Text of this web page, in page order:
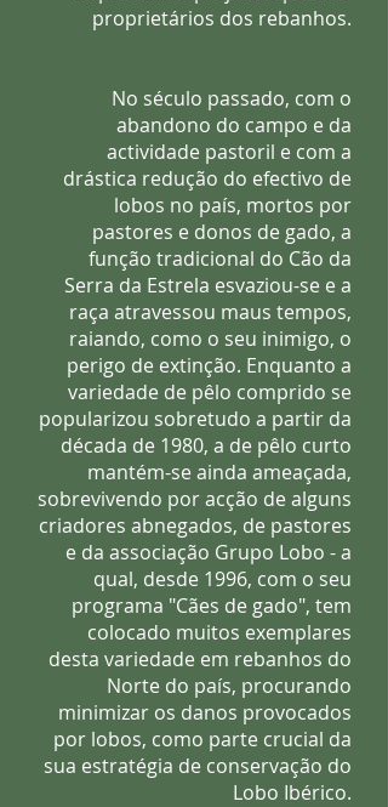
proprietários dos rebanhos.
No século passado, com o
abandono do campo e da
actividade pastoril e com a
drástica redução do efectivo de
lobos no país, mortos por
pastores e donos de gado, a
função tradicional do Cão da
Serra da Estrela esvaziou-se e a
raça atravessou maus tempos,
raiando, como o seu inimigo, o
perigo de extinção. Enquanto a
variedade de pêlo comprido se
popularizou sobretudo a partir da
década de 1980, a de pêlo curto
mantém-se ainda ameaçada,
sobrevivendo por acção de alguns
criadores abnegados, de pastores
e da associação Grupo Lobo - a
qual, desde 1996, com o seu
programa "Cães de gado", tem
colocado muitos exemplares
desta variedade em rebanhos do
Norte do país, procurando
minimizar os danos provocados
por lobos, como parte crucial da
sua estratégia de conservação do
Lobo Ibérico.